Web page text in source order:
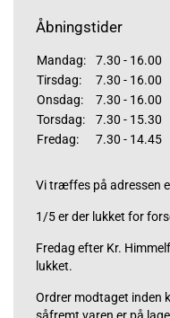
Åbningstider
Mandag:
7.30 - 16.00
Tirsdag:
7.30 - 16.00
Onsdag:
7.30 - 16.00
Torsdag:
7.30 - 15.30
Fredag:
7.30 - 14.45
Vi træffes på adressen
1/5 er der lukket for
Fredag efter Kr.
lukket.
Ordrer modtaget inden